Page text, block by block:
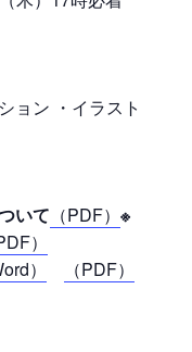
ョン ・イラスト
いて （PDF） ※
）
）
（PDF）